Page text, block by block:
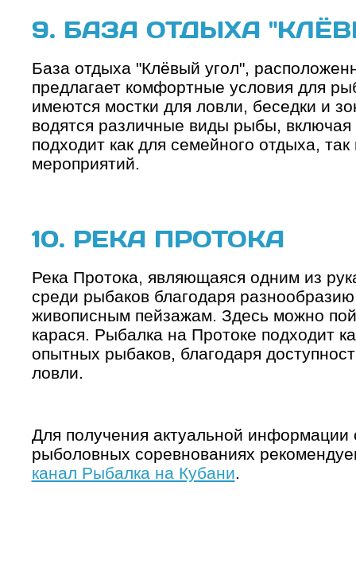
9. БАЗА ОТДЫХА
База отдыха "Клёвый угол",
предлагает комфортные условия для
имеются мостки для ловли, беседки и
водятся различные виды рыбы, включая
подходит как для семейного отдыха,
мероприятий.
10. РЕКА ПРОТОКА
Река Протока, являющаяся одним из
среди рыбаков благодаря
живописным пейзажам. Здесь можно
карася. Рыбалка на Протоке подходит
опытных рыбаков, благодаря
ловли.
Для получения актуальной информации
рыболовных соревнованиях
канал Рыбалка на Кубани.